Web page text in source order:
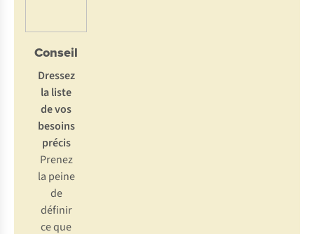
Conseil
Dressez
la liste
de vos
besoins
précis
Prenez
la peine
de
définir
ce que